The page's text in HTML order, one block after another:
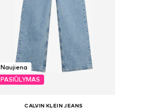
Naujiena
PASIŪLYMAS
CALVIN KLEIN JEANS